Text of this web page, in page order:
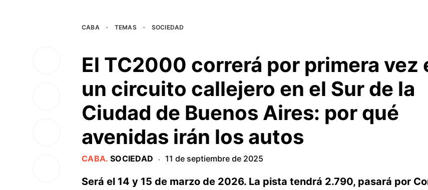
CABA · TEMAS · SOCIEDAD
El TC2000 correrá por primera vez
un circuito callejero en el Sur de la
Ciudad de Buenos Aires: por qué
avenidas irán los autos
CABA. SOCIEDAD · 11 de septiembre de 2025
Será el 14 y 15 de marzo de 2026. La pista tendrá 2.790, pasará por